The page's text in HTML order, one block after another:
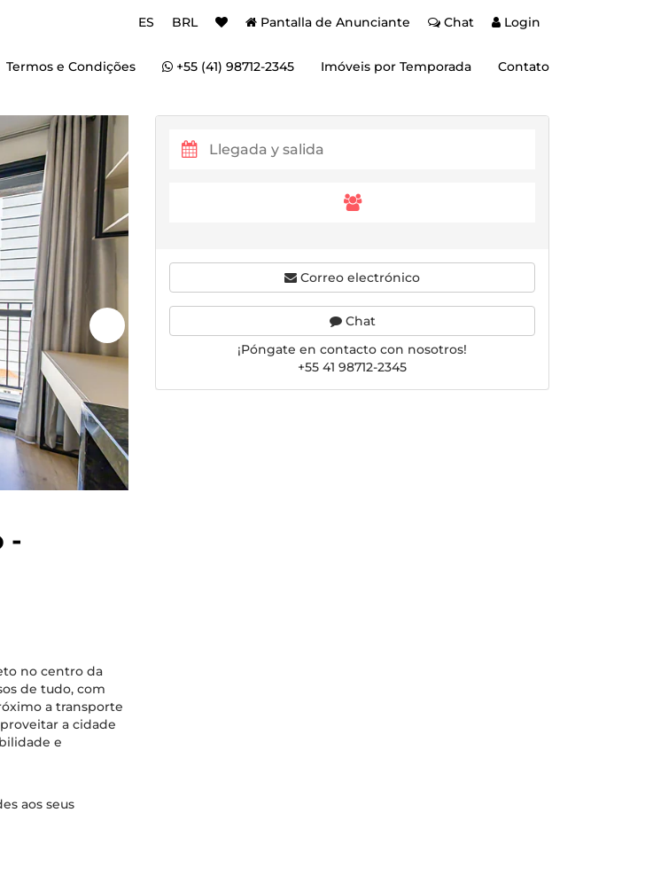
ES BRL Pantalla de Anunciante Chat Login
Termos e Condições +55 (41) 98712-2345 Imóveis por Temporada Contato
-
no centro da
de tudo, com
a transporte
a cidade
e
aos seus
Correo electrónico
Chat
¡Póngate en contacto con nosotros!
+55 41 98712-2345